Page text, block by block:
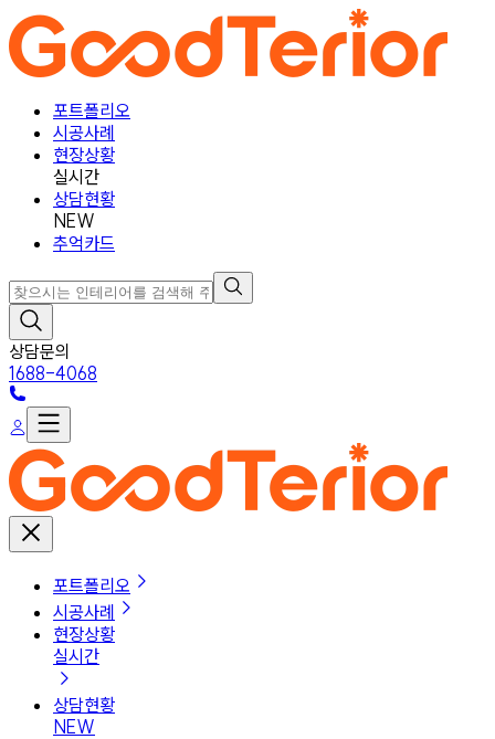
포트폴리오
시공사례
현장상황
실시간
상담현황
NEW
추억카드
상담문의
1688-4068
포트폴리오
시공사례
현장상황
실시간
상담현황
NEW